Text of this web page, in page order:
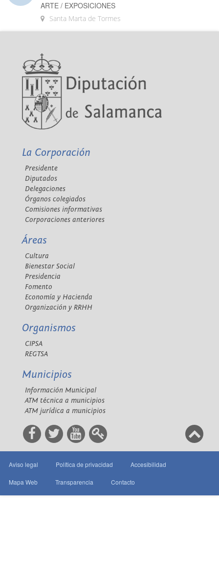
ARTE / EXPOSICIONES
Santa Marta de Tormes
La Corporación
Presidente
Diputados
Delegaciones
Órganos colegiados
Comisiones informativas
Corporaciones anteriores
Áreas
Cultura
Bienestar Social
Presidencia
Fomento
Economía y Hacienda
Organización y RRHH
Organismos
CIPSA
REGTSA
Municipios
Información Municipal
ATM técnica a municipios
ATM jurídica a municipios
Aviso legal Política de privacidad Accesibilidad
Mapa Web Transparencia Contacto